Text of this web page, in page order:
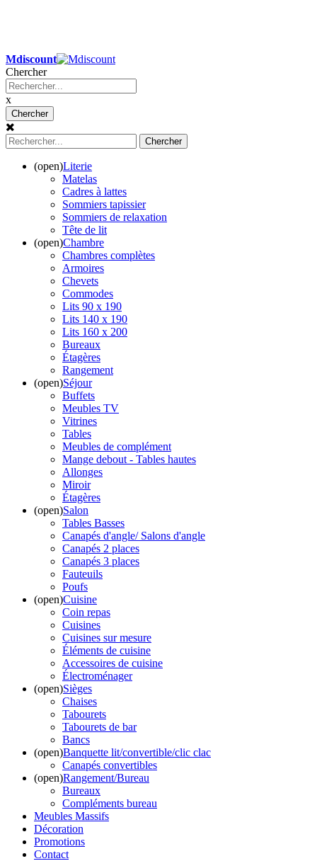
Mdiscount
Chercher
x
Chercher
Chercher
(open)Literie
Matelas
Cadres à lattes
Sommiers tapissier
Sommiers de relaxation
Tête de lit
(open)Chambre
Chambres complètes
Armoires
Chevets
Commodes
Lits 90 x 190
Lits 140 x 190
Lits 160 x 200
Bureaux
Étagères
Rangement
(open)Séjour
Buffets
Meubles TV
Vitrines
Tables
Meubles de complément
Mange debout - Tables hautes
Allonges
Miroir
Étagères
(open)Salon
Tables Basses
Canapés d'angle/ Salons d'angle
Canapés 2 places
Canapés 3 places
Fauteuils
Poufs
(open)Cuisine
Coin repas
Cuisines
Cuisines sur mesure
Éléments de cuisine
Accessoires de cuisine
Électroménager
(open)Sièges
Chaises
Tabourets
Tabourets de bar
Bancs
(open)Banquette lit/convertible/clic clac
Canapés convertibles
(open)Rangement/Bureau
Bureaux
Compléments bureau
Meubles Massifs
Décoration
Promotions
Contact